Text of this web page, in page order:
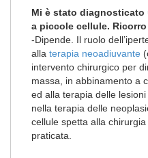
Mi è stato
a piccole cellule.
-Dipende. Il ruolo
alla terapia neoadiuvante
intervento chirurgico per
massa, in abbinamento a
ed alla terapia delle
nella terapia delle
cellule spetta alla
praticata.